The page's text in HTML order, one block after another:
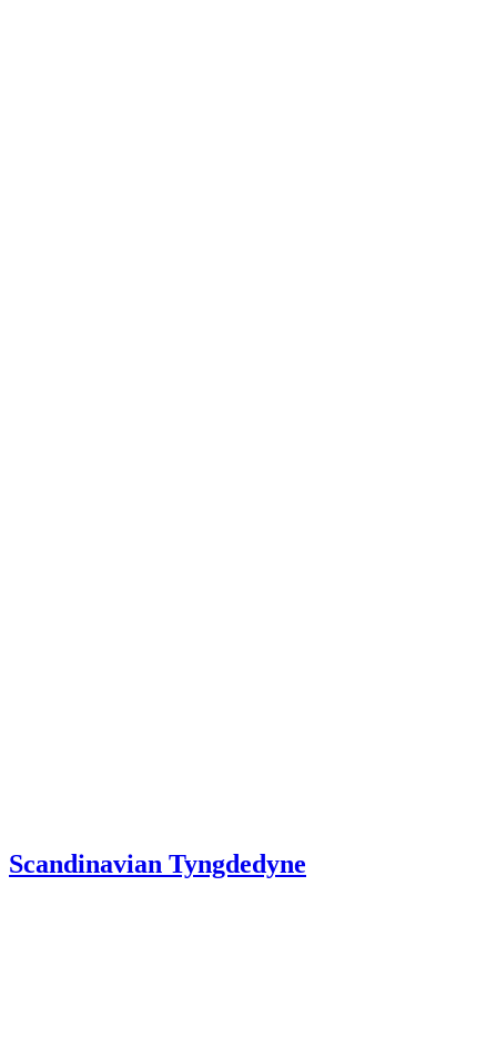
Scandinavian Tyngdedyne